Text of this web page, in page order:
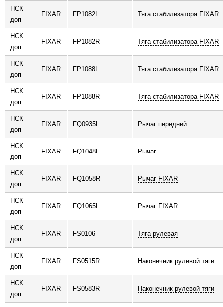
НСК
доп
FIXAR FP1082L Тяга стабилизатора FIXAR
НСК
доп
FIXAR FP1082R Тяга стабилизатора FIXAR
НСК
доп
FIXAR FP1088L Тяга стабилизатора FIXAR
НСК
доп
FIXAR FP1088R Тяга стабилизатора FIXAR
НСК
доп
FIXAR FQ0935L Рычаг передний
НСК
доп
FIXAR FQ1048L Рычаг
НСК
доп
FIXAR FQ1058R Рычаг FIXAR
НСК
доп
FIXAR FQ1065L Рычаг FIXAR
НСК
доп
FIXAR FS0106 Тяга рулевая
НСК
доп
FIXAR FS0515R Наконечник рулевой тяги
НСК
доп
FIXAR FS0583R Наконечник рулевой тяги